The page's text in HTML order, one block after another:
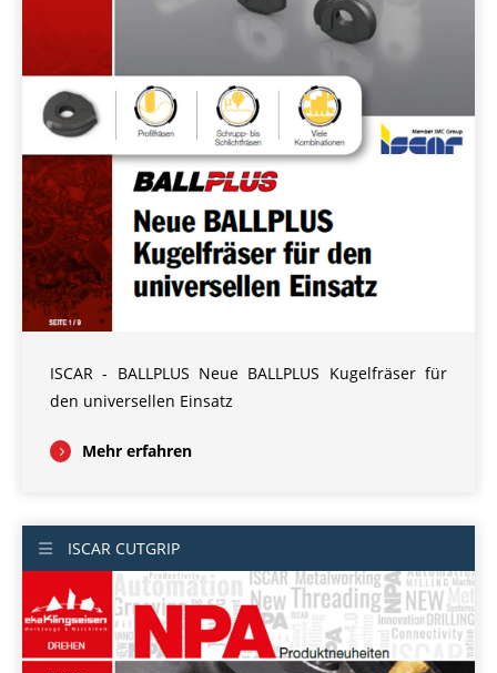
ISCAR - BALLPLUS Neue BALLPLUS Kugelfräser für
den universellen Einsatz
Mehr erfahren
ISCAR CUTGRIP